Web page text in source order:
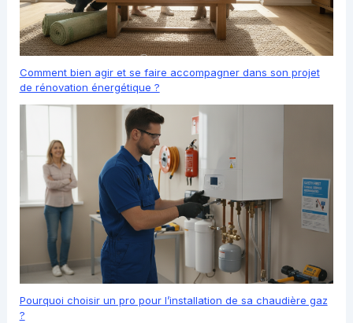
Comment bien agir et se faire accompagner dans son projet
de rénovation énergétique ?
Pourquoi choisir un pro pour l’installation de sa chaudière gaz
?